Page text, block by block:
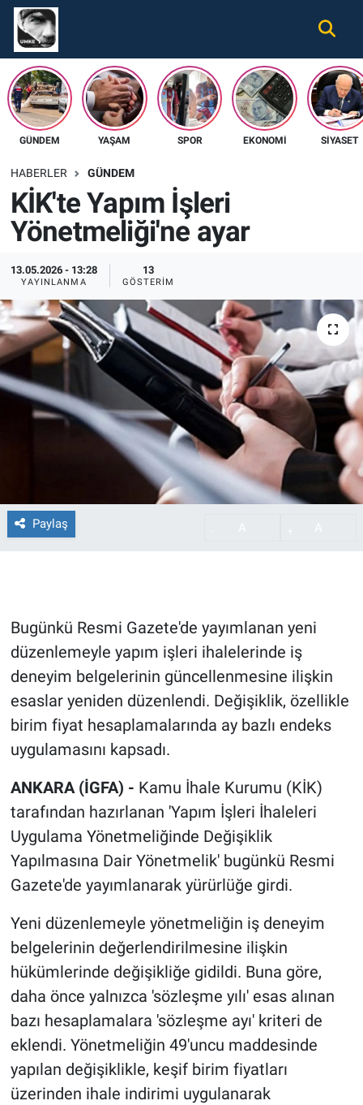
GÜNDEM YAŞAM SPOR EKONOMI SIYASET
HABERLER GÜNDEM
KİK'te Yapım İşleri
Yönetmeliği'ne ayar
13.05.2026 - 13:28
YAYINLANMA
13
GÖSTERIM
Paylaş
Bugünkü Resmi Gazete'de yayımlanan yeni
düzenlemeyle yapım işleri ihalelerinde iş
deneyim belgelerinin güncellenmesine ilişkin
esaslar yeniden düzenlendi. Değişiklik, özellikle
birim fiyat hesaplamalarında ay bazlı endeks
uygulamasını kapsadı.
ANKARA (İGFA) - Kamu İhale Kurumu (KİK)
tarafından hazırlanan 'Yapım İşleri İhaleleri
Uygulama Yönetmeliğinde Değişiklik
Yapılmasına Dair Yönetmelik' bugünkü Resmi
Gazete'de yayımlanarak yürürlüğe girdi.
Yeni düzenlemeyle yönetmeliğin iş deneyim
belgelerinin değerlendirilmesine ilişkin
hükümlerinde değişikliğe gidildi. Buna göre,
daha önce yalnızca 'sözleşme yılı' esas alınan
bazı hesaplamalara 'sözleşme ayı' kriteri de
eklendi. Yönetmeliğin 49'uncu maddesinde
yapılan değişiklikle, keşif birim fiyatları
üzerinden ihale indirimi uygulanarak
Gündem
Ekonomi
Spor
Tüm Haberler
İletişim
Künye
Nöbetçi Eczaneler
Hava Durumu
Namaz Vakitleri
Süper Lig Puan Durumu ve Fikstür
Tüm Manşetler
Son Dakika Haberleri
Haber Arşivi